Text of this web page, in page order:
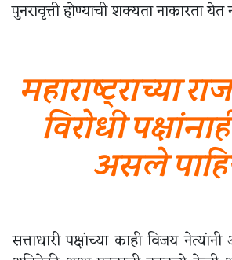
पुनरावृत्ती होण्याची शक्यता नाकारता येत
महाराष्ट्राच्या
विरोधी
असले
सत्ताधारी पक्षांच्या काही विजय